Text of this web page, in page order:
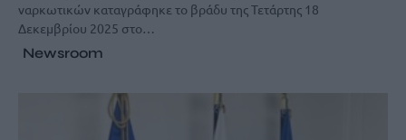
ναρκωτικών καταγράφηκε το βράδυ της Τετάρτης 18
Δεκεμβρίου 2025 στο…
Newsroom